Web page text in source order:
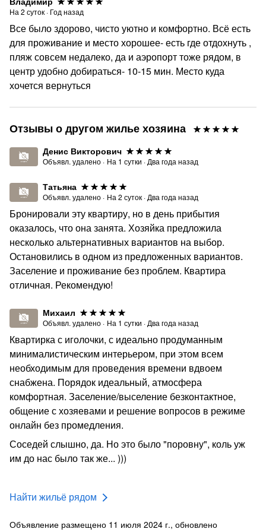
также для распития спиртных напитков.
•НЕ сдаем несовершеннолетним.
Залог 3000руб.
Залог возвращается после того,как горничная
проведет уборку после вашего выезда ,при условии
соблюдении правил проживания .
Подробнее о том, что влияет на возврат залога⬇️
•В наших квартирах категорически запрещено курить!
•Недопустимо заселение большего количества гостей
•Небрежное отношение к имуществу (различные
поломки и повреждения,наличие сильных
загрязнений,и пр. порча имущества)
•Несогласованное использование дополнительных
комплектов полотенец и постельного белья
(доп.комплекты выдаются в пользование только по
согласованию)
граждан».
❗️ При нарушении данных правил мы будем вынуждены
принять такие меры как выселение без возврата
денежных средств.
❗️При бронировании через площадки ,и досрочном
выезде бронь не пересчитывается,денежные средства
не возвращаются *
❗️Заселение с питомцем по согласованию
❗️Доплата : -за гостя 300руб.
уютные квартиры ,и комфортные условия для
На 2 суток · Год назад
Все было здорово, чисто уютно и комфортно. Всё есть
для проживание и место хорошее- есть где отдохнуть ,
пляж совсем недалеко, да и аэропорт тоже рядом, в
центр удобно добираться- 10-15 мин. Место куда
хочется вернуться
Отзывы о другом жилье хозяина
Денис Викторович
Объявл. удалено · На 1 сутки · Два года назад
Татьяна
Объявл. удалено · На 2 суток · Два года назад
Бронировали эту квартиру, но в день прибытия
оказалось, что она занята. Хозяйка предложила
несколько альтернативных вариантов на выбор.
Остановились в одном из предложенных вариантов.
Заселение и проживание без проблем. Квартира
отличная. Рекомендую!
Михаил
Объявл. удалено · На 1 сутки · Два года назад
Квартирка с иголочки, с идеально продуманным
минималистическим интерьером, при этом всем
необходимым для проведения времени вдвоем
снабжена. Порядок идеальный, атмосфера
комфортная. Заселение/выселение безконтактное,
общение с хозяевами и решение вопросов в режиме
онлайн без промедления.
Соседей слышно, да. Но это было "поровну", коль уж
им до нас было так же... )))
Найти жильё рядом
Объявление размещено 11 июля 2024 г., обновлено